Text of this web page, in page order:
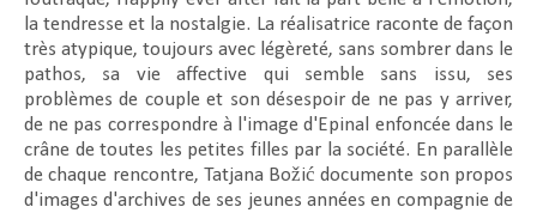
la tendresse et la nostalgie. La réalisatrice raconte de façon
très atypique, toujours avec légèreté, sans sombrer dans le
pathos, sa vie affective qui semble sans issu, ses
problèmes de couple et son désespoir de ne pas y arriver,
de ne pas correspondre à l'image d'Epinal enfoncée dans le
crâne de toutes les petites filles par la société. En parallèle
de chaque rencontre, Tatjana Božić documente son propos
d'images d'archives de ses jeunes années en compagnie de